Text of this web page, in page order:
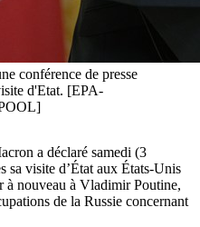
conférence de presse
d'Etat. [EPA-
a déclaré samedi (3
sa visite d’État aux États-Unis
à nouveau à Vladimir Poutine,
de la Russie concernant